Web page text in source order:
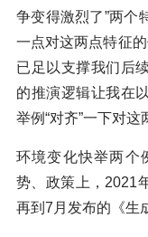
争变得激烈了”两个
一点对这两点特征
已足以支撑我们后
的推演逻辑让我在
举例“对齐”一下对这
环境变化快举两个
势、政策上，2021
再到7月发布的《生